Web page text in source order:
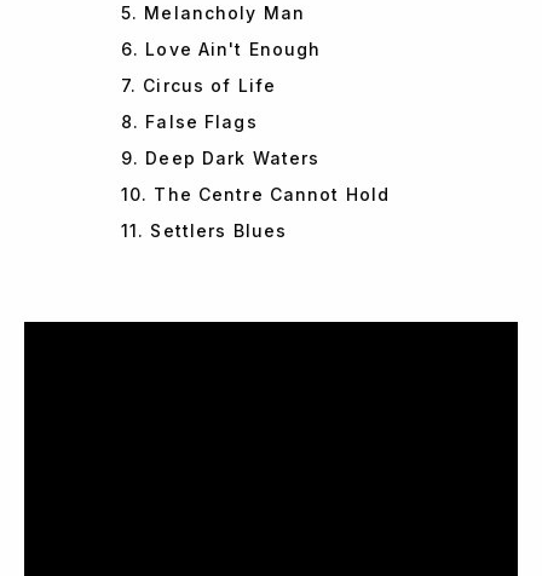
5. Melancholy Man
6. Love Ain't Enough
7. Circus of Life
8. False Flags
9. Deep Dark Waters
10. The Centre Cannot Hold
11. Settlers Blues